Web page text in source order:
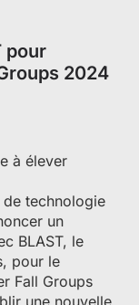
pour
2024
à élever
technologie
un
BLAST, le
pour le
Fall Groups
une nouvelle